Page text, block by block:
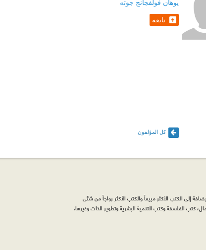
يوهان فولفجانج جوته
تابعه
كل المؤلفون
إلى الكتب الأكثر مبيعاً والكتب الأكثر رواجاً من شتّى
كتب الفلسفة وكتب التنمية البشرية وتطوير الذات وغيرها.